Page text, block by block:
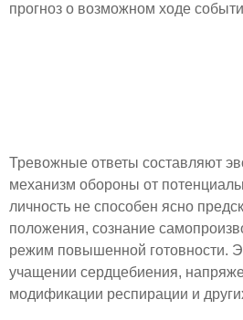
прогноз о возможном ходе
Тревожные ответы составляют
механизм обороны от
личность не способен ясно
положения, сознание
режим повышенной готовности.
учащении сердцебиения,
модификации респирации и